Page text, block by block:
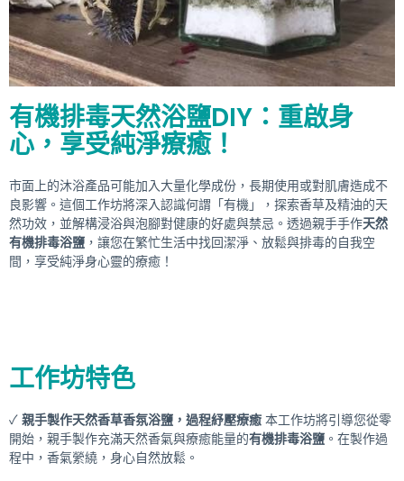
有機排毒天然浴鹽DIY：重啟身
心，享受純淨療癒！
市面上的沐浴產品可能加入大量化學成份，長期使用或對肌膚造成不
良影響。這個工作坊將深入認識何謂「有機」，探索香草及精油的天
然功效，並解構浸浴與泡腳對健康的好處與禁忌。透過親手手作天然
有機排毒浴鹽 ，讓您在繁忙生活中找回潔淨、放鬆與排毒的自我空
間，享受純淨身心靈的療癒！
工作坊特色
✓ 親手製作天然香草香氛浴鹽，過程紓壓療癒 本工作坊將引導您從零
開始，親手製作充滿天然香氣與療癒能量的有機排毒浴鹽 。在製作過
程中，香氣縈繞，身心自然放鬆。